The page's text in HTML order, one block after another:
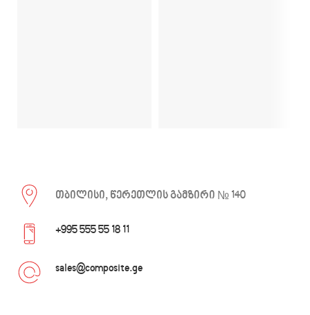
თბილისი, წერეთლის გამზირი № 140
+995 555 55 18 11
sales@composite.ge